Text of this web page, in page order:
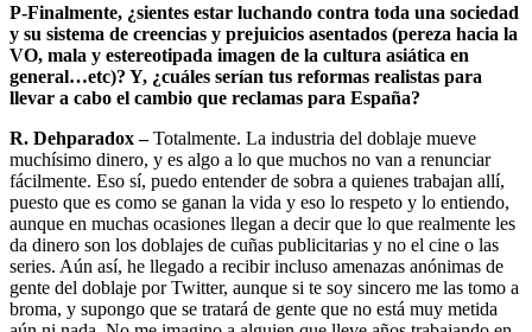
P-Finalmente, ¿sientes estar luchando contra toda una sociedad
y su sistema de creencias y prejuicios asentados (pereza hacia la
VO, mala y estereotipada imagen de la cultura asiática en
general…etc)? Y, ¿cuáles serían tus reformas realistas para
llevar a cabo el cambio que reclamas para España?
R. Dehparadox –Totalmente. La industria del doblaje mueve
muchísimo dinero, y es algo a lo que muchos no van a renunciar
fácilmente. Eso sí, puedo entender de sobra a quienes trabajan allí,
puesto que es como se ganan la vida y eso lo respeto y lo entiendo,
aunque en muchas ocasiones llegan a decir que lo que realmente les
da dinero son los doblajes de cuñas publicitarias y no el cine o las
series. Aún así, he llegado a recibir incluso amenazas anónimas de
gente del doblaje por Twitter, aunque si te soy sincero me las tomo a
broma, y supongo que se tratará de gente que no está muy metida